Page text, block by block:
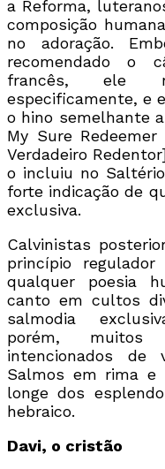
a Reforma,
composição
no adoração.
recomendado o
francês, ele
especificamente, e
o hino semelhante
My Sure
Verdadeiro
o incluiu no
forte indicação de
exclusiva.
Calvinistas
princípio
qualquer poesia
canto em cultos
salmodia
porém,
intencionados
Salmos em rima e
longe dos
hebraico.
Davi, o cristão